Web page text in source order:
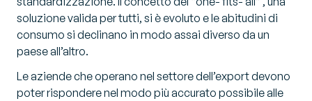
soluzione valida per tutti, si è evoluto e le abitudini di
consumo si declinano in modo assai diverso da un
paese all’altro.
Le aziende che operano nel settore dell’export devono
poter rispondere nel modo più accurato possibile alle